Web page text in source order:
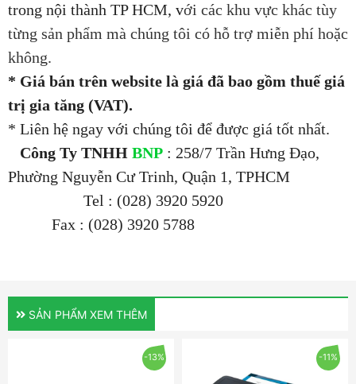
trong nội thành TP HCM, với các khu vực khác tùy
từng sản phẩm mà chúng tôi có hỗ trợ miễn phí hoặc
không.
* Giá bán trên website là giá đã bao gồm thuế giá
trị gia tăng (VAT).
* Liên hệ ngay với chúng tôi để được giá tốt nhất.
Công Ty TNHH BNP : 258/7 Trần Hưng Đạo,
Phường Nguyễn Cư Trinh, Quận 1, TPHCM
Tel : (028) 3920 5920
Fax : (028) 3920 5788
SẢN PHẨM XEM THÊM
-13% -11%